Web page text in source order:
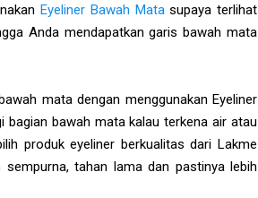
Eyeliner Bawah Matasupaya terlihat
Anda mendapatkan garis bawah mata
mata dengan menggunakan Eyeliner
bagian bawah mata kalau terkena air atau
produk eyeliner berkualitas dari Lakme
tahan lama dan pastinya lebih